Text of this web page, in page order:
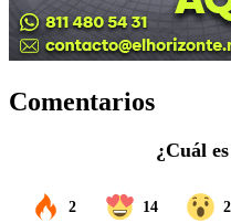
Comentarios